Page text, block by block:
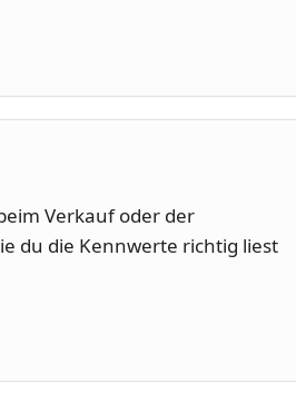
Verkauf oder der
du die Kennwerte richtig liest